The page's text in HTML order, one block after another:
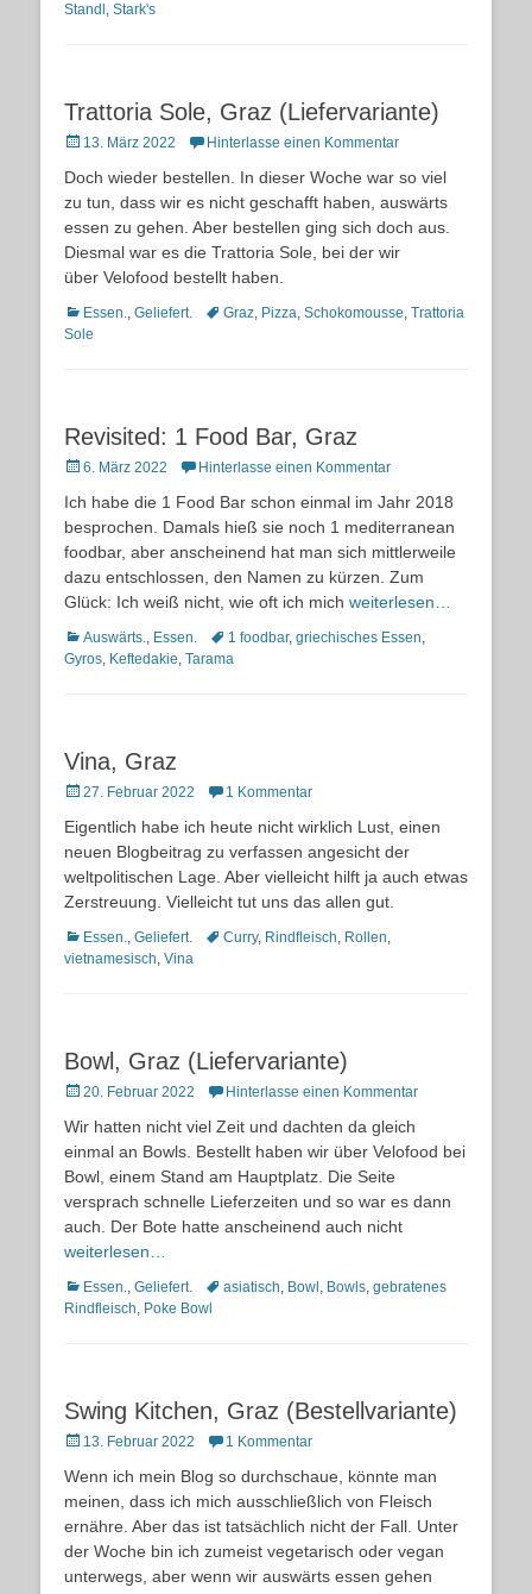
Standl , Stark's
Trattoria Sole, Graz (Liefervariante)
Posted13. März 2022 Hinterlasse einen Kommentar
Doch wieder bestellen. In dieser Woche war so viel
zu tun, dass wir es nicht geschafft haben, auswärts
essen zu gehen. Aber bestellen ging sich doch aus.
Diesmal war es die Trattoria Sole, bei der wir
über Velofood bestellt haben.
Kategorien
Essen., Geliefert. Schlagworte
Graz, Pizza, Schokomousse, Trattoria
Sole
Revisited: 1 Food Bar, Graz
Posted
6. März 2022 Hinterlasse einen Kommentar
Ich habe die 1 Food Bar schon einmal im Jahr 2018
besprochen. Damals hieß sie noch 1 mediterranean
foodbar, aber anscheinend hat man sich mittlerweile
dazu entschlossen, den Namen zu kürzen. Zum
Glück: Ich weiß nicht, wie oft ich mich weiterlesen…
Kategorien
Auswärts., Essen. Schlagworte
1 foodbar, griechisches Essen,
Gyros, Keftedakie, Tarama
Vina, Graz
Posted27. Februar 2022 1 Kommentar
Eigentlich habe ich heute nicht wirklich Lust, einen
neuen Blogbeitrag zu verfassen angesicht der
weltpolitischen Lage. Aber vielleicht hilft ja auch etwas
Zerstreuung. Vielleicht tut uns das allen gut.
Kategorien
Essen., Geliefert. Schlagworte
Curry, Rindfleisch, Rollen,
vietnamesisch, Vina
Bowl, Graz (Liefervariante)
Posted20. Februar 2022 Hinterlasse einen Kommentar
Wir hatten nicht viel Zeit und dachten da gleich
einmal an Bowls. Bestellt haben wir über Velofood bei
Bowl, einem Stand am Hauptplatz. Die Seite
versprach schnelle Lieferzeiten und so war es dann
auch. Der Bote hatte anscheinend auch nicht
weiterlesen…
Kategorien
Essen., Geliefert. Schlagworte
asiatisch, Bowl , Bowls, gebratenes
Rindfleisch, Poke Bowl
Swing Kitchen, Graz (Bestellvariante)
Posted13. Februar 2022 1 Kommentar
Wenn ich mein Blog so durchschaue, könnte man
meinen, dass ich mich ausschließlich von Fleisch
ernähre. Aber das ist tatsächlich nicht der Fall. Unter
der Woche bin ich zumeist vegetarisch oder vegan
unterwegs, aber wenn wir auswärts essen gehen